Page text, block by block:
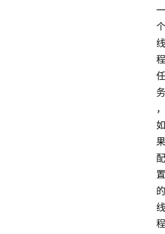
一
个
线
程
任
务
，
如
果
配
置
的
线
程